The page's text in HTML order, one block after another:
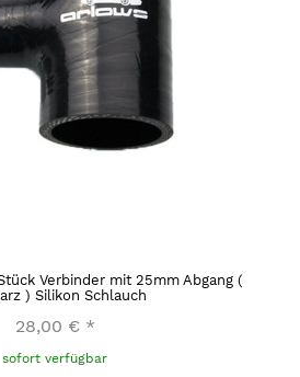
Verbinder mit 25mm Abgang (
) Silikon Schlauch
28,00 € *
sofort verfügbar